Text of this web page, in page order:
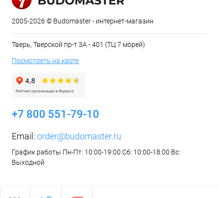
2005-2026 © Budomaster - интернет-магазин
Тверь, Тверской пр-т 3А - 401 (ТЦ 7 морей)
Посмотреть на карте
+7 800 551-79-10
Email: order@budomaster.ru
График работы Пн-Пт: 10:00-19:00 Сб: 10:00-18:00 Вс:
Выходной